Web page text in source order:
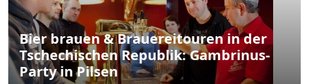
Bier brauen & Brauereitouren in der
Tschechischen Republik: Gambrinus-
Party in Pilsen